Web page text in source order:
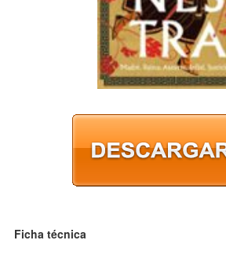
Ficha técnica